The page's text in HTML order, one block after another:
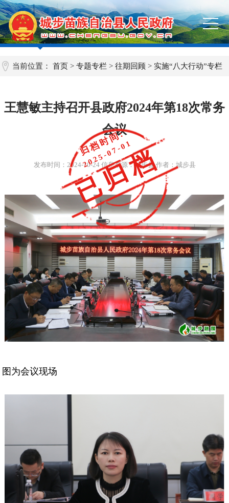
当前位置：首页 >专题专栏 >往期回顾 > 实施“八大行动”专栏
王慧敏主持召开县政府2024年第18次常务
会议
发布时间： 2024-10-24信息来源：城步县 作者：城步县
图为会议现场
归档时间:
2025-07-01
已归档